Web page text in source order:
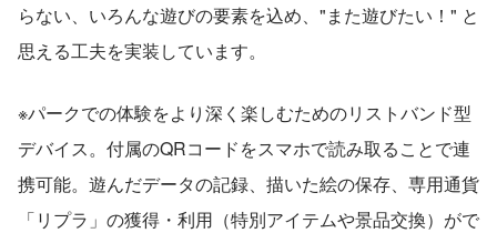
らない、いろんな遊びの要素を込め、"また遊びたい！" と
思える工夫を実装しています。
※パークでの体験をより深く楽しむためのリストバンド型
デバイス。付属のQRコードをスマホで読み取ることで連
携可能。遊んだデータの記録、描いた絵の保存、専用通貨
「リプラ」の獲得・利用（特別アイテムや景品交換）がで